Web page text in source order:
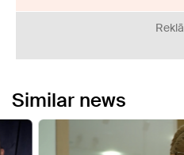
Similar news